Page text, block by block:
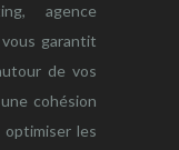
agence
garantit
de vos
cohésion
les